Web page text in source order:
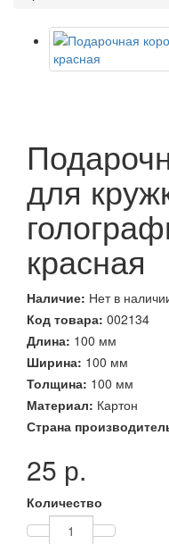
для
красная
Наличие: Нет в
Код товара: 002134
Длина: 100 мм
Ширина: 100 мм
Толщина: 100 мм
Материал: Картон
Страна
25 р.
Количество